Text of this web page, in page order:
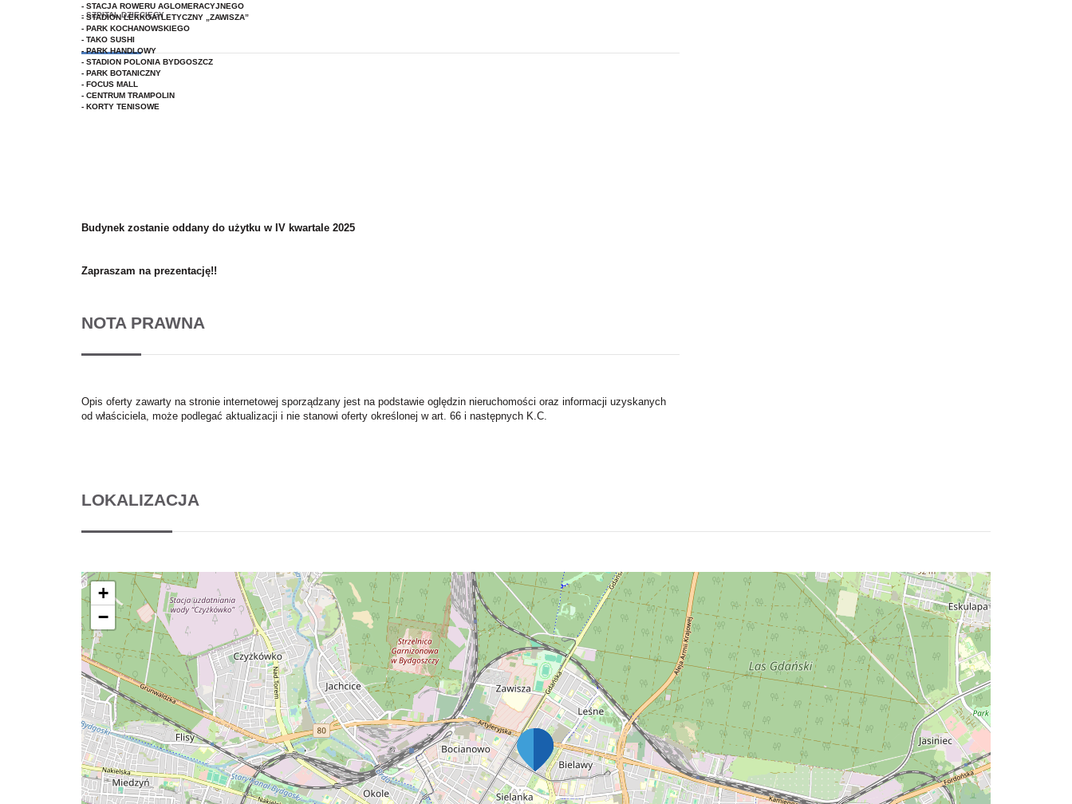
- SZPITAL DZIECIĘCY
- STACJA ROWERU AGLOMERACYJNEGO
- STADION LEKKOATLETYCZNY „ZAWISZA”
- PARK KOCHANOWSKIEGO
- TAKO SUSHI
- PARK HANDLOWY
- STADION POLONIA BYDGOSZCZ
- PARK BOTANICZNY
- FOCUS MALL
- CENTRUM TRAMPOLIN
- KORTY TENISOWE
Budynek zostanie oddany do użytku w IV kwartale 2025
Zapraszam na prezentację!!
NOTA PRAWNA
Opis oferty zawarty na stronie internetowej sporządzany jest na podstawie oględzin nieruchomości oraz informacji uzyskanych
od właściciela, może podlegać aktualizacji i nie stanowi oferty określonej w art. 66 i następnych K.C.
LOKALIZACJA
+
−